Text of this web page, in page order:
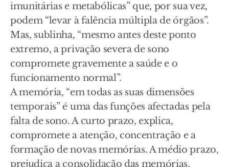
imunitárias e metabólicas” que, por sua vez,
podem “levar à falência múltipla de órgãos”.
Mas, sublinha, “mesmo antes deste ponto
extremo, a privação severa de sono
compromete gravemente a saúde e o
funcionamento normal”.
A memória, “em todas as suas dimensões
temporais” é uma das funções afectadas pela
falta de sono. A curto prazo, explica,
compromete a atenção, concentração e a
formação de novas memórias. A médio prazo,
prejudica a consolidação das memórias,